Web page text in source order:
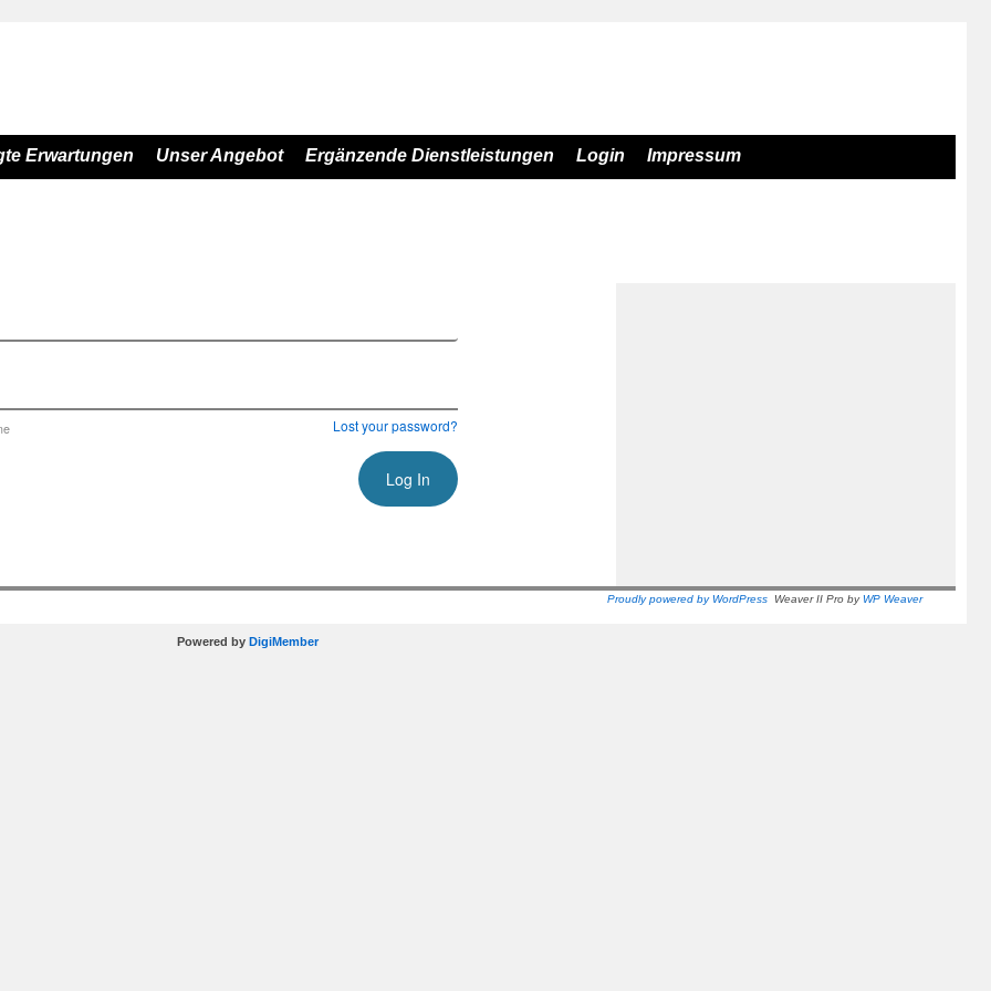
Erwartungen Unser Angebot Ergänzende Dienstleistungen Login Impressum
Lost your password?
Proudly powered by WordPress Weaver II Pro byWP Weaver
Powered by DigiMember